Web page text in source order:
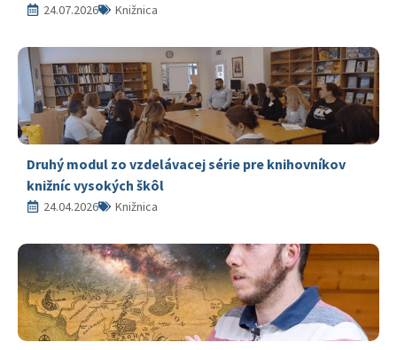
24.07.2026 Knižnica
Druhý modul zo vzdelávacej série pre knihovníkov
knižníc vysokých škôl
24.04.2026 Knižnica